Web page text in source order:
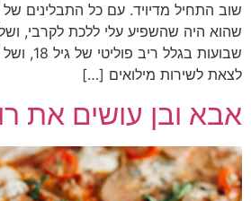
שוב התחיל מדיויד. עם כל התבלינים
שהוא היה שהשפיע עלי ללכת לקרבי,
שבועות
לצאת לשירות מילואים […]
אבא ובן עושים את